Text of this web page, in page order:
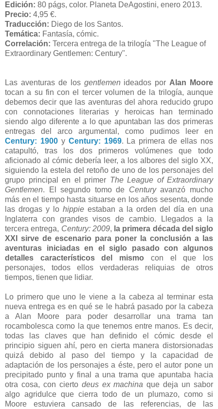
Edición: 80 págs, color. Planeta DeAgostini, enero 2013.
Precio: 4,95 €.
Traducción: Diego de los Santos.
Temática: Fantasía, cómic.
Correlación: Tercera entrega de la trilogía "The League of
Extraordinary Gentlemen: Century".
Las aventuras de los gentlemen ideados por Alan Moore
tocan a su fin con el tercer volumen de la trilogía, aunque
debemos decir que las aventuras del ahora reducido grupo
con connotaciones literarias y heroicas han terminado
siendo algo diferente a lo que apuntaban las dos primeras
entregas del arco argumental, como pudimos leer en
Century: 1900y Century: 1969. La primera de ellas nos
catapultó, tras los dos primeros volúmenes que todo
aficionado al cómic debería leer, a los albores del siglo XX,
siguiendo la estela del retoño de uno de los personajes del
grupo principal en el primer The League of Extraordinary
Gentlemen. El segundo tomo de Centuryavanzó mucho
más en el tiempo hasta situarse en los años sesenta, donde
las drogas y lo hippie estaban a la orden del día en una
Inglaterra con grandes visos de cambio. Llegados a la
tercera entrega, Century: 2009, la primera década del siglo
XXI sirve de escenario para poner la conclusión a las
aventuras iniciadas en el siglo pasado con algunos
detalles característicos del mismo con el que los
personajes, todos ellos verdaderas reliquias de otros
tiempos, tienen que lidiar.
Lo primero que uno le viene a la cabeza al terminar esta
nueva entrega es en qué se le habrá pasado por la cabeza
a Alan Moore para poder desarrollar una trama tan
rocambolesca como la que tenemos entre manos. Es decir,
todas las claves que han definido el cómic desde el
principio siguen ahí, pero en cierta manera distorsionadas
quizá debido al paso del tiempo y la capacidad de
adaptación de los personajes a éste, pero el autor pone un
precipitado punto y final a una trama que apuntaba hacia
otra cosa, con cierto deus ex machina que deja un sabor
algo agridulce que cierra todo de un plumazo, como si
Moore estuviera cansado de las referencias, de las